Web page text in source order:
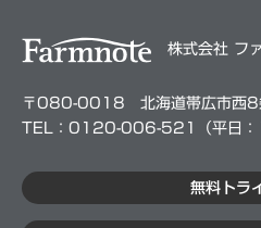
株式会社 フ
〒080-0018 北海道帯広市西8
TEL：0120-006-521（平⽇
無料トラ